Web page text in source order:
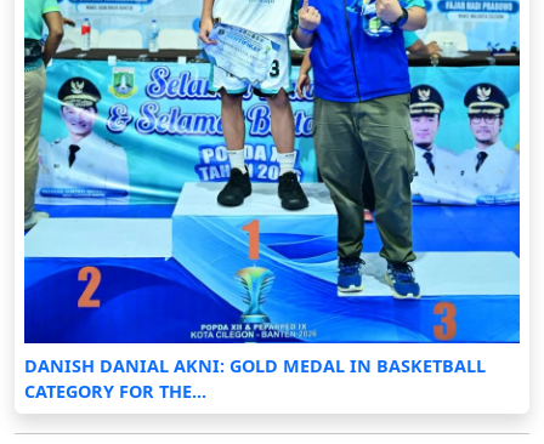
DANISH DANIAL AKNI: GOLD MEDAL IN BASKETBALL
CATEGORY FOR THE...